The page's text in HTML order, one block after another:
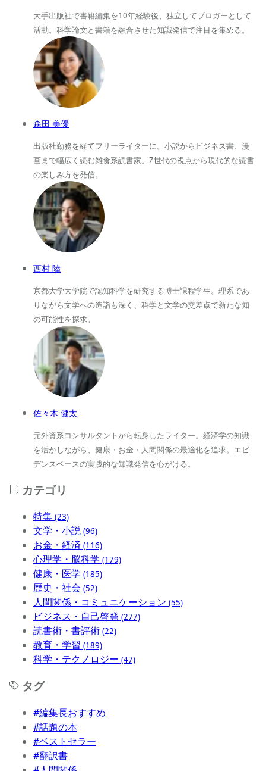
大手出版社で書籍編集を10年経験後、独立してブロガーとして
活動。科学論文と書籍を融合させた知識発信で注目を集める。
森田 美優
出版社勤務を経てフリーライターに。小説からビジネス書、漫
画まで幅広く読む雑食系読書家。Z世代の視点から現代的な読書
の楽しみ方を発信。
西村 陸
京都大学大学院で認知科学を研究する博士課程学生。理系であ
りながら文学への造詣も深く、科学と文学の交差点で新たな知
の可能性を探求。
佐々木 健太
元外資系コンサルタントから転身したライター。経済学の知識
を活かしながら、健康・お金・人間関係の最適化を追求。エビ
デンスベースの実践的な知識発信を心がける。
カテゴリ
特集 (23)
文学・小説 (96)
お金・経済 (116)
心理学・脳科学 (179)
健康・医学 (185)
歴史・社会 (52)
人間関係・コミュニケーション (55)
ビジネス・自己啓発 (277)
読書術・書評術 (22)
教育・学習 (189)
科学・テクノロジー (47)
タグ
#編集長おすすめ
#話題の本
#ベストセラー
#翻訳書